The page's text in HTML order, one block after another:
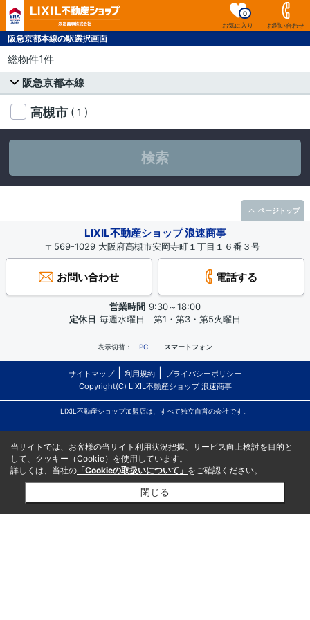
お気に入り
0
お問い合わせ
阪急京都本線の駅選択画面
総物件1件
阪急京都本線
高槻市 ( 1 )
検索
LIXIL不動産ショップ 浪速商事
〒569-1029 大阪府高槻市安岡寺町１丁目１６番３号
お問い合わせ 電話する
営業時間 9:30～18:00
定休日 毎週水曜日 第1・第3・第5火曜日
表示切替： PC スマートフォン
サイトマップ 利用規約
プライバシーポリシー
Copyright(C) LIXIL不動産ショップ 浪速商事
LIXIL不動産ショップ加盟店は、すべて独立自営の会社です。
ページトップ
当サイトでは、お客様の当サイト利用状況把握、サービス向上検討を目的と
して、クッキー（Cookie）を使用しています。
詳しくは、当社の 「Cookieの取扱いについて」 をご確認ください。
閉じる